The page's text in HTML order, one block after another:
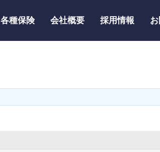
各種保険 会社概要 採用情報